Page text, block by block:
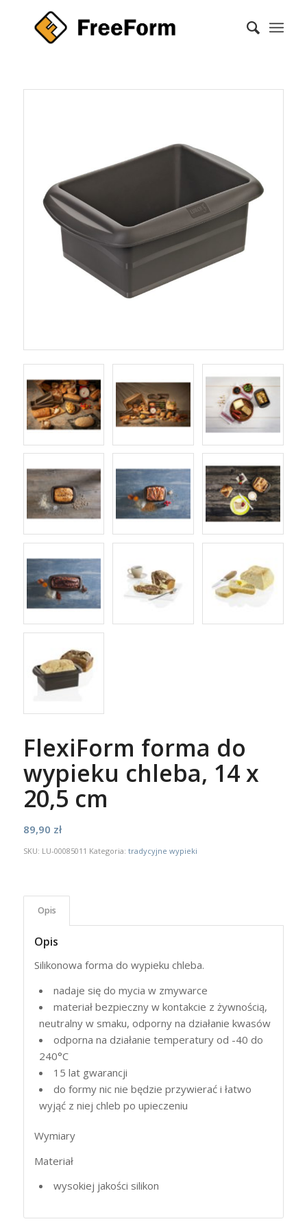
FlexiForm forma do
wypieku chleba, 14 x
20,5 cm
89,90 zł
SKU: LU-00085011 Kategoria: tradycyjne wypieki
Opis
Opis
Silikonowa forma do wypieku chleba.
nadaje się do mycia w zmywarce
materiał bezpieczny w kontakcie z żywnością,
neutralny w smaku, odporny na działanie kwasów
odporna na działanie temperatury od -40 do
240°C
15 lat gwarancji
do formy nic nie będzie przywierać i łatwo
wyjąć z niej chleb po upieczeniu
Wymiary
Materiał
wysokiej jakości silikon